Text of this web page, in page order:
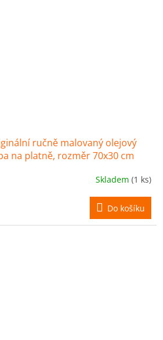
ručně malovaný olejový
na platně, rozměr 70x30 cm
Skladem (1 ks)
Do košíku